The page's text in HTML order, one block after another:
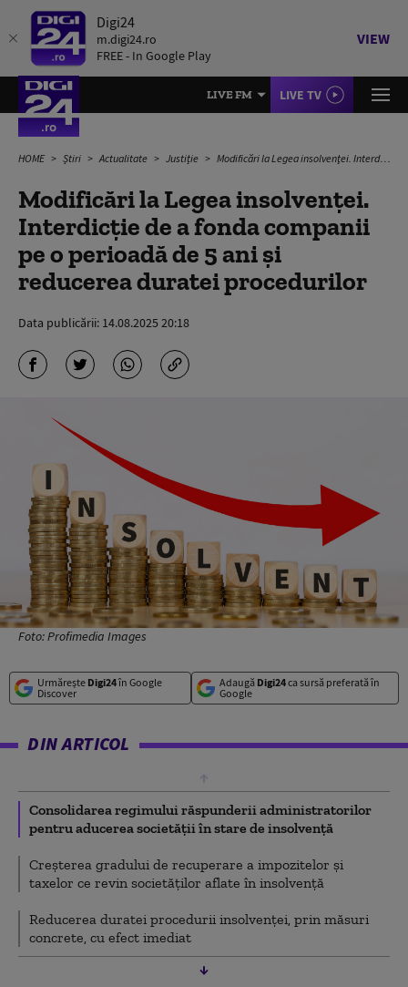
Digi24
m.digi24.ro
FREE - In Google Play
VIEW
LIVE FM LIVE TV
HOME Știri Actualitate Justiție Modificări la Legea insolvenţei. Interdicţie de a fonda companii pe o perioadă de 5 ani şi reducerea duratei procedurilor
Modificări la Legea insolvenţei.
Interdicţie de a fonda companii
pe o perioadă de 5 ani şi
reducerea duratei procedurilor
Data publicării: 14.08.2025 20:18
Foto: Profimedia Images
Urmărește Digi24în Google
Discover
Adaugă Digi24ca sursă preferată în
Google
DIN ARTICOL
Consolidarea regimului răspunderii administratorilor
pentru aducerea societăţii în stare de insolvenţă
Creşterea gradului de recuperare a impozitelor şi
taxelor ce revin societăţilor aflate în insolvenţă
Reducerea duratei procedurii insolvenţei, prin măsuri
concrete, cu efect imediat